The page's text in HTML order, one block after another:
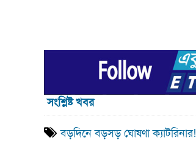
সংশ্লিষ্ট খবর
বড়দিনে বড়সড় ঘোষণা ক্যাটরিনার!